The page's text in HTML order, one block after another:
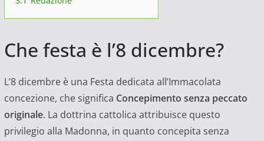
Che festa è l’8 dicembre?
L’8 dicembre è una Festa dedicata all’Immacolata
concezione, che significa Concepimento senza peccato
originale. La dottrina cattolica attribuisce questo
privilegio alla Madonna, in quanto concepita senza